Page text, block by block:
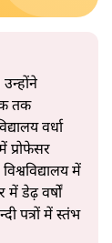
तक
वर्धा
प्रोफेसर
में
में डेढ़ वर्षों
पत्रों में स्तंभ